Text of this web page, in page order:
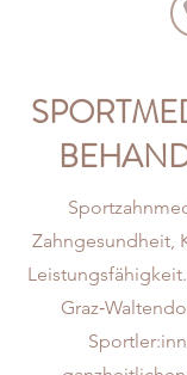
Zahngesundheit,